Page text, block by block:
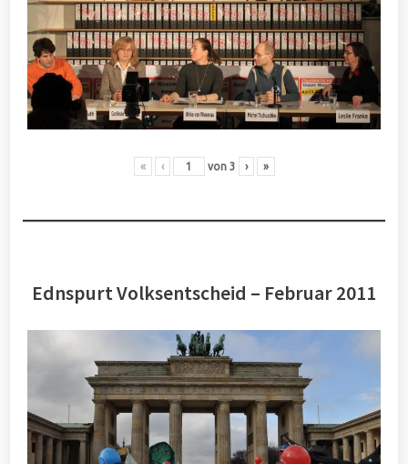
« ‹ von 3 › »
Ednspurt Volksentscheid – Februar 2011